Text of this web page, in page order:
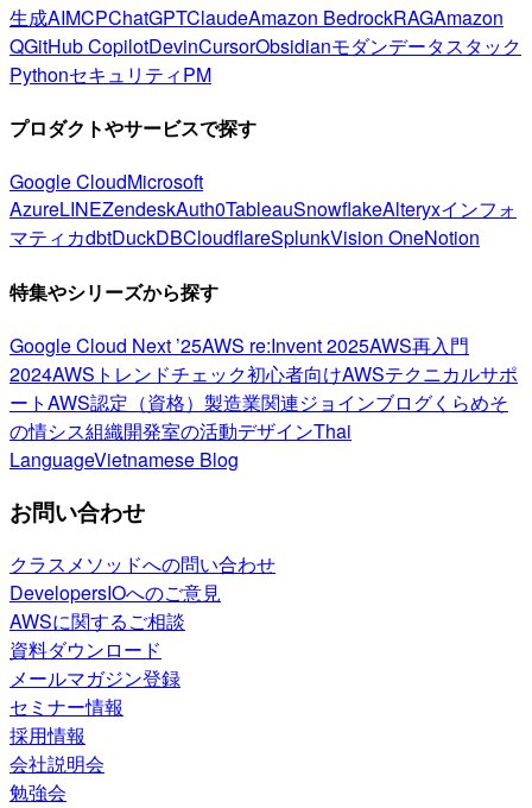
生成AIMCPChatGPTClaudeAmazon BedrockRAGAmazon
QGitHub CopilotDevinCursorObsidianモダンデータスタック
PythonセキュリティPM
プロダクトやサービスで探す
Google CloudMicrosoft
AzureLINEZendeskAuth0TableauSnowflakeAlteryxインフォ
マティカdbtDuckDBCloudflareSplunkVision OneNotion
特集やシリーズから探す
Google Cloud Next ’25AWS re:Invent 2025AWS再入門
2024AWSトレンドチェック初心者向けAWSテクニカルサポ
ートAWS認定（資格） 製造業関連ジョインブログくらめそ
の情シス組織開発室の活動デザインThai
LanguageVietnamese Blog
お問い合わせ
クラスメソッドへの問い合わせ
DevelopersIOへのご意見
AWSに関するご相談
資料ダウンロード
メールマガジン登録
セミナー情報
採用情報
会社説明会
勉強会